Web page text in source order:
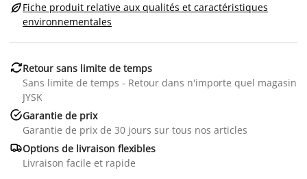
Fiche produit relative aux qualités et caractéristiques
environnementales
Retour sans limite de temps
Sans limite de temps - Retour dans n'importe quel magasin
JYSK
Garantie de prix
Garantie de prix de 30 jours sur tous nos articles
Options de livraison flexibles
Livraison facile et rapide